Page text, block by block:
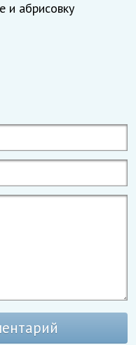
и абрисовку